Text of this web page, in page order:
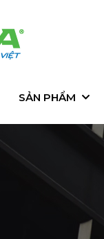
SẢN PHẨM